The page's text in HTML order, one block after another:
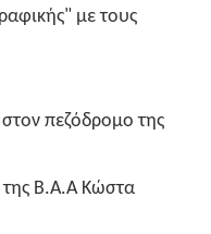
με τους
πεζόδρομο της
B.A.A Κώστα